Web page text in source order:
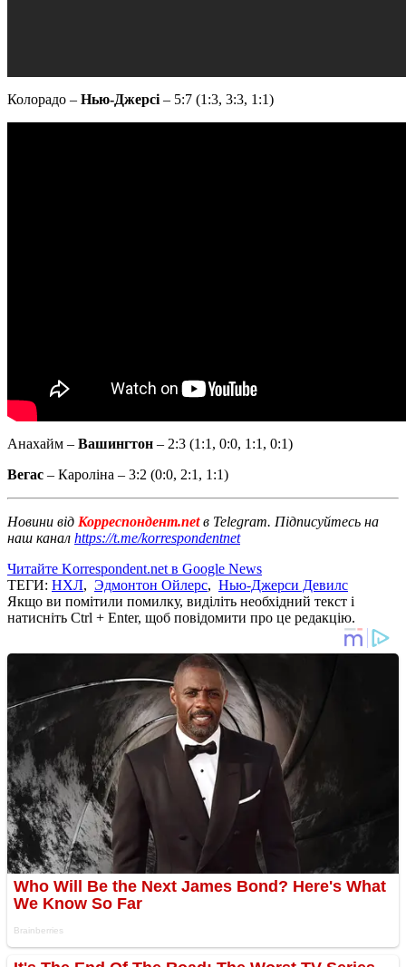
Колорадо – Нью-Джерсі – 5:7 (1:3, 3:3, 1:1)
Анахайм – Вашингтон – 2:3 (1:1, 0:0, 1:1, 0:1)
Вегас – Кароліна – 3:2 (0:0, 2:1, 1:1)
Новини від Корреспондент.netв Telegram. Підписуйтесь на
наш канал https://t.me/korrespondentnet
Читайте Korrespondent.net в Google News
ТЕГИ: НХЛ, Эдмонтон Ойлерс, Нью-Джерси Девилс
Якщо ви помітили помилку, виділіть необхідний текст і
натисніть Ctrl + Enter, щоб повідомити про це редакцію.